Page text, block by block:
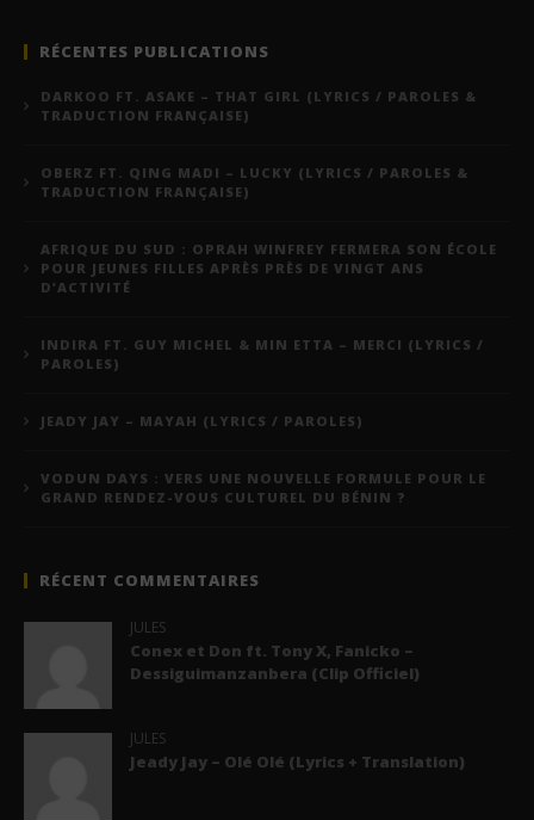
RÉCENTES PUBLICATIONS
DARKOO FT. ASAKE – THAT GIRL (LYRICS / PAROLES &
TRADUCTION FRANÇAISE)
OBERZ FT. QING MADI – LUCKY (LYRICS / PAROLES &
TRADUCTION FRANÇAISE)
AFRIQUE DU SUD : OPRAH WINFREY FERMERA SON ÉCOLE
POUR JEUNES FILLES APRÈS PRÈS DE VINGT ANS
D’ACTIVITÉ
INDIRA FT. GUY MICHEL & MIN ETTA – MERCI (LYRICS /
PAROLES)
JEADY JAY – MAYAH (LYRICS / PAROLES)
VODUN DAYS : VERS UNE NOUVELLE FORMULE POUR LE
GRAND RENDEZ-VOUS CULTUREL DU BÉNIN ?
RÉCENT COMMENTAIRES
JULES
Conex et Don ft. Tony X, Fanicko –
Dessiguimanzanbera (Clip Officiel)
JULES
Jeady Jay – Olé Olé (Lyrics + Translation)